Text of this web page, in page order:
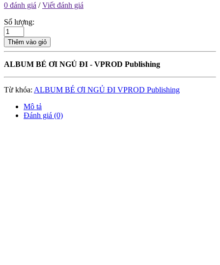
0 đánh giá /Viết đánh giá
Số lượng:
Thêm vào giỏ
ALBUM BÉ ƠI NGỦ ĐI - VPROD Publishing
Từ khóa: ALBUM BÉ ƠI NGỦ ĐI VPROD Publishing
Mô tả
Đánh giá (0)